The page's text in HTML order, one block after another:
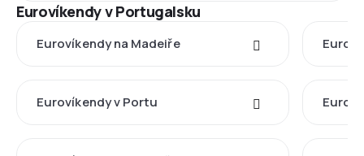
Eurovíkendy v Portugalsku
Eurovíkendy na Madeiře
Eurovíkendy v Portu